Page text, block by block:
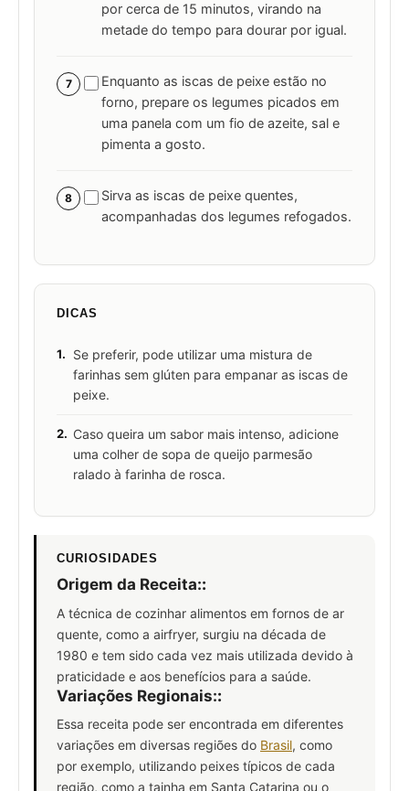
por cerca de 15 minutos, virando na
metade do tempo para dourar por igual.
7
Enquanto as iscas de peixe estão no
forno, prepare os legumes picados em
uma panela com um fio de azeite, sal e
pimenta a gosto.
8
Sirva as iscas de peixe quentes,
acompanhadas dos legumes refogados.
DICAS
1.
Se preferir, pode utilizar uma mistura de
farinhas sem glúten para empanar as iscas de
peixe.
2. Caso queira um sabor mais intenso, adicione
uma colher de sopa de queijo parmesão
ralado à farinha de rosca.
CURIOSIDADES
Origem da Receita::
A técnica de cozinhar alimentos em fornos de ar
quente, como a airfryer, surgiu na década de
1980 e tem sido cada vez mais utilizada devido à
praticidade e aos benefícios para a saúde.
Variações Regionais::
Essa receita pode ser encontrada em diferentes
variações em diversas regiões do Brasil, como
por exemplo, utilizando peixes típicos de cada
região, como a tainha em Santa Catarina ou o